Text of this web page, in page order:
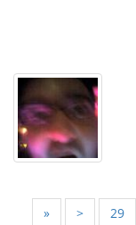
« < 29